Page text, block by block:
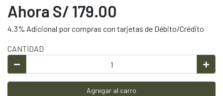
Ahora S/ 179.00
4.3% Adicional por compras con tarjetas de Débito/Crédito
CANTIDAD
Agregar al carro